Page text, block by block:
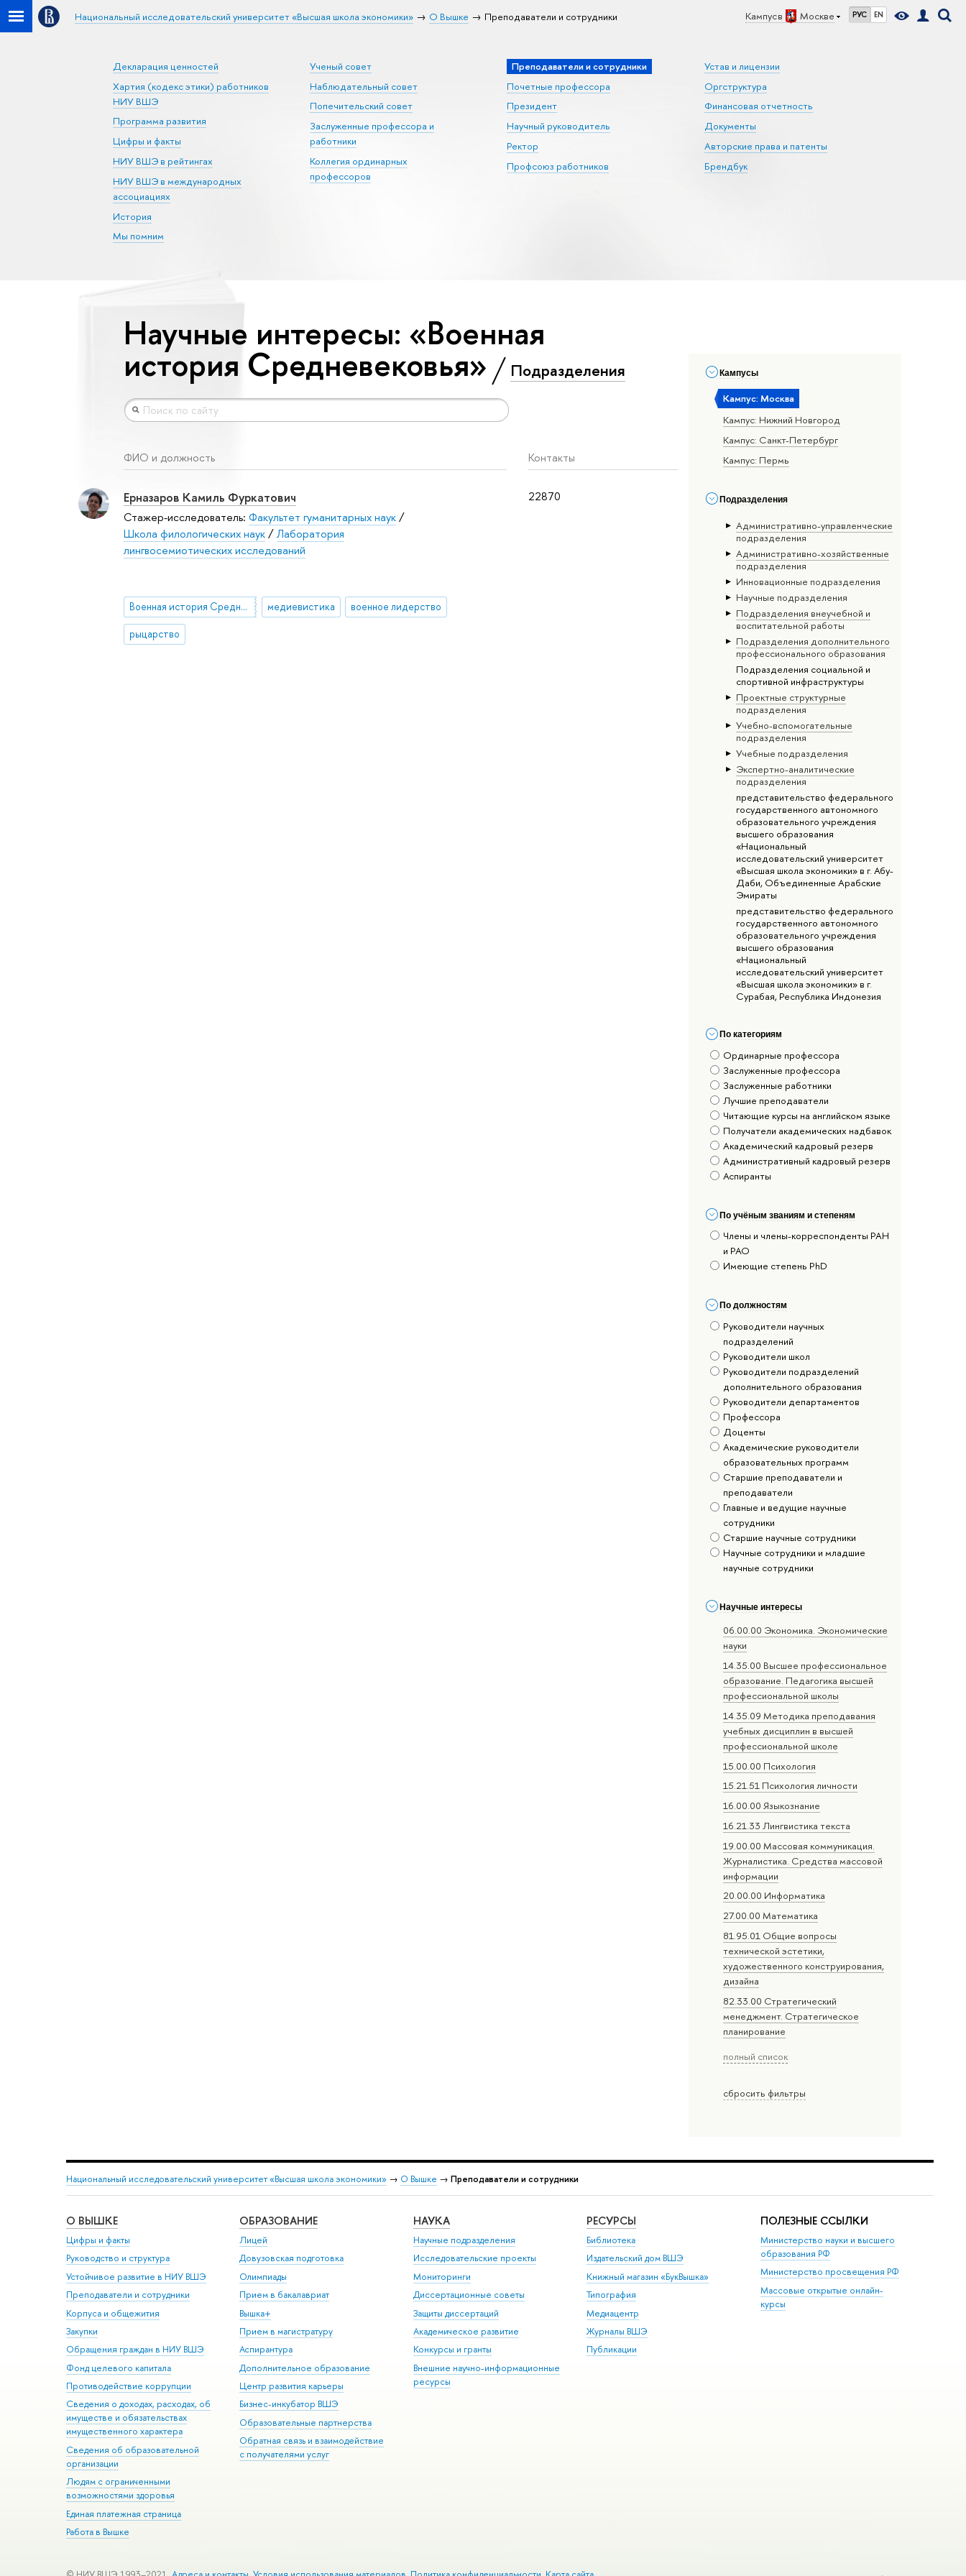
Кампус в Москве РУС EN
Национальный исследовательский университет «Высшая школа экономики» О Вышке Преподаватели и сотрудники
Декларация ценностей
Хартия (кодекс этики) работников
НИУ ВШЭ
Программа развития
Цифры и факты
НИУ ВШЭ в рейтингах
НИУ ВШЭ в международных
ассоциациях
История
Мы помним
Ученый совет
Наблюдательный совет
Попечительский совет
Заслуженные профессора и
работники
Коллегия ординарных
профессоров
Преподаватели и сотрудники
Почетные профессора
Президент
Научный руководитель
Ректор
Профсоюз работников
Устав и лицензии
Оргструктура
Финансовая отчетность
Документы
Авторские права и патенты
Брендбук
Кампусы
Кампус: Москва
Кампус: Нижний Новгород
Кампус: Санкт-Петербург
Кампус: Пермь
Подразделения
Административно-управленческие
подразделения
Административно-хозяйственные
подразделения
Инновационные подразделения
Научные подразделения
Подразделения внеучебной и
воспитательной работы
Подразделения дополнительного
профессионального образования
Подразделения социальной и
спортивной инфраструктуры
Проектные структурные
подразделения
Учебно-вспомогательные
подразделения
Учебные подразделения
Экспертно-аналитические
подразделения
представительство федерального
государственного автономного
образовательного учреждения
высшего образования
«Национальный
исследовательский университет
«Высшая школа экономики» в г. Абу-
Даби, Объединенные Арабские
Эмираты
представительство федерального
государственного автономного
образовательного учреждения
высшего образования
«Национальный
исследовательский университет
«Высшая школа экономики» в г.
Сурабая, Республика Индонезия
По категориям
Ординарные профессора
Заслуженные профессора
Заслуженные работники
Лучшие преподаватели
Читающие курсы на английском языке
Получатели академических надбавок
Академический кадровый резерв
Административный кадровый резерв
Аспиранты
По учёным званиям и степеням
Члены и члены-корреспонденты РАН
и РАО
Имеющие степень PhD
По должностям
Руководители научных
подразделений
Руководители школ
Руководители подразделений
дополнительного образования
Руководители департаментов
Профессора
Доценты
Академические руководители
образовательных программ
Старшие преподаватели и
преподаватели
Главные и ведущие научные
сотрудники
Старшие научные сотрудники
Научные сотрудники и младшие
научные сотрудники
Научные интересы
06.00.00 Экономика. Экономические
науки
14.35.00 Высшее профессиональное
образование. Педагогика высшей
профессиональной школы
14.35.09 Методика преподавания
учебных дисциплин в высшей
профессиональной школе
15.00.00 Психология
15.21.51 Психология личности
16.00.00 Языкознание
16.21.33 Лингвистика текста
19.00.00 Массовая коммуникация.
Журналистика. Средства массовой
информации
20.00.00 Информатика
27.00.00 Математика
81.95.01 Общие вопросы
технической эстетики,
художественного конструирования,
дизайна
82.33.00 Стратегический
менеджмент. Стратегическое
планирование
полный список
сбросить фильтры
Научные интересы: «Военная
история Средневековья» Подразделения
ФИО и должность Контакты
22870
Ерназаров Камиль Фуркатович
Стажер-исследователь: Факультет гуманитарных наук/
Школа филологических наук/Лаборатория
лингвосемиотических исследований
Военная история Средневековья медиевистика военное лидерство
рыцарство
Национальный исследовательский университет «Высшая школа экономики» → О Вышке → Преподаватели и сотрудники
О ВЫШКЕ
Цифры и факты
Руководство и структура
Устойчивое развитие в НИУ ВШЭ
Преподаватели и сотрудники
Корпуса и общежития
Закупки
Обращения граждан в НИУ ВШЭ
Фонд целевого капитала
Противодействие коррупции
Сведения о доходах, расходах, об
имуществе и обязательствах
имущественного характера
Сведения об образовательной
организации
Людям с ограниченными
возможностями здоровья
Единая платежная страница
Работа в Вышке
ОБРАЗОВАНИЕ
Лицей
Довузовская подготовка
Олимпиады
Прием в бакалавриат
Вышка+
Прием в магистратуру
Аспирантура
Дополнительное образование
Центр развития карьеры
Бизнес-инкубатор ВШЭ
Образовательные партнерства
Обратная связь и взаимодействие
с получателями услуг
НАУКА
Научные подразделения
Исследовательские проекты
Мониторинги
Диссертационные советы
Защиты диссертаций
Академическое развитие
Конкурсы и гранты
Внешние научно-информационные
ресурсы
РЕСУРСЫ
Библиотека
Издательский дом ВШЭ
Книжный магазин «БукВышка»
Типография
Медиацентр
Журналы ВШЭ
Публикации
ПОЛЕЗНЫЕ ССЫЛКИ
Министерство науки и высшего
образования РФ
Министерство просвещения РФ
Массовые открытые онлайн-
курсы